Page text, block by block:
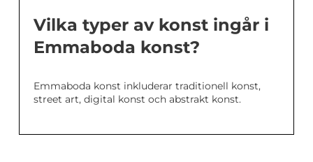
Vilka typer av konst ingår i
Emmaboda konst?
Emmaboda konst inkluderar traditionell konst,
street art, digital konst och abstrakt konst.